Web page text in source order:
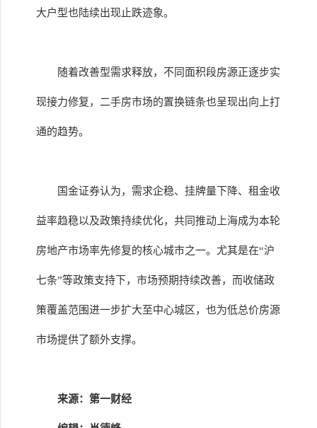
大户型也陆续出现止跌迹象。
随着改善型需求释放，不同面积段房源正逐步实
现接力修复，二手房市场的置换链条也呈现出向上打
通的趋势。
国金证券认为，需求企稳、挂牌量下降、租金收
益率趋稳以及政策持续优化，共同推动上海成为本轮
房地产市场率先修复的核心城市之一。尤其是在“沪
七条”等政策支持下，市场预期持续改善，而收储政
策覆盖范围进一步扩大至中心城区，也为低总价房源
市场提供了额外支撑。
来源：第一财经